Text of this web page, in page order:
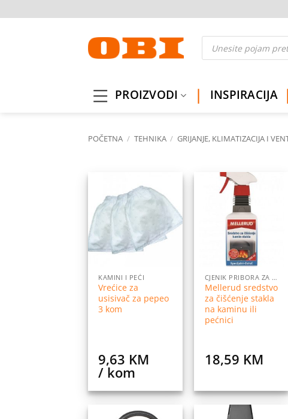
to
Products
search
PROIZVODI INSPIRACIJA
POČETNA / TEHNIKA / GRIJANJE, KLIMATIZACIJA I
Dodaj
listu
želja
KAMINI I PEĆI
Vrećice za
usisivač za pepeo
3 kom
9,63 KM
/ kom
CJENIK PRIBORA ZA DOM
Mellerud sredstvo
za čišćenje stakla
na kaminu ili
pećnici
18,59 KM